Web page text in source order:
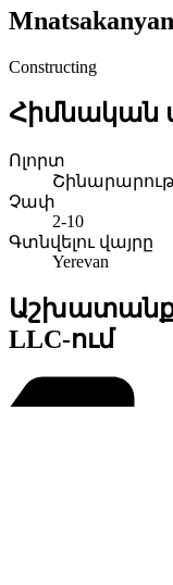
Constructing
Հիմնական
Ոլորտ
Չափ
2-10
Գտնվելու վայրը
Yerevan
LLC-ում